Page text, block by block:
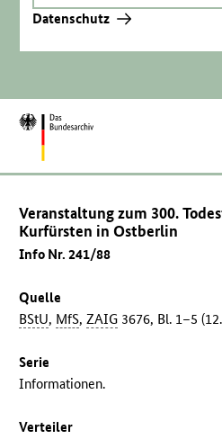
Datenschutz
Zur
Veranstaltung zum 300.
Kurfürsten in Ostberlin
Info Nr. 241/88
Quelle
BStU, MfS,ZAIG 3676, Bl. 1–5
Serie
Informationen.
Verteiler